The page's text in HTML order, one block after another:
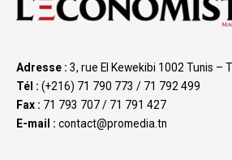
Adresse : 3, rue El Kewekibi 1002 Tunis –
Tél : (+216) 71 790 773 / 71 792 499
Fax : 71 793 707 / 71 791 427
E-mail : contact@promedia.tn